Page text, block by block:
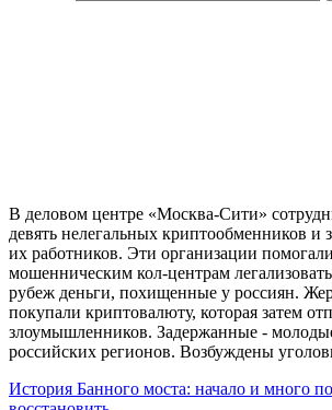
В деловом центре «Москва-Сити»
девять нелегальных криптообменников и
их работников. Эти организации
мошенническим кол-центрам
рубеж деньги, похищенные у россиян.
покупали криптовалюту, которая затем
злоумышленников. Задержанные -
российских регионов. Возбуждены
История Банного моста: начало и много